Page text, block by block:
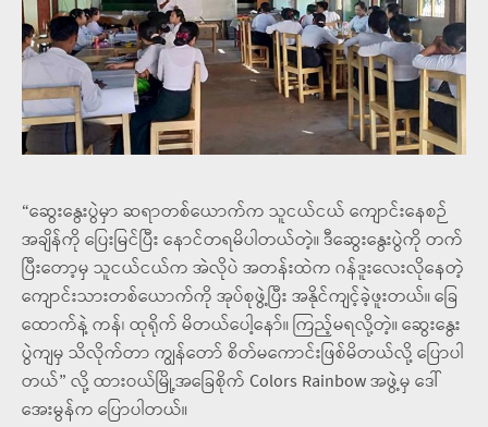
“ဆွေးနွေးပွဲမှာ ဆရာတစ်ယောက်က သူငယ်ငယ် ကျောင်းနေစဉ်
အချိန်ကို ပြေးမြင်ပြီး နောင်တရမိပါတယ်တဲ့။ ဒီဆွေးနွေးပွဲကို တက်
ပြီးတော့မှ သူငယ်ငယ်က အဲလိုပဲ အတန်းထဲက ဂန်ဒူးလေးလိုနေတဲ့
ကျောင်းသားတစ်ယောက်ကို အုပ်စုဖွဲ့ပြီး အနိုင်ကျင့်ခဲ့ဖူးတယ်။ ခြေ
ထောက်နဲ့ ကန်၊ ထုရိုက် မိတယ်ပေါ့နော်။ ကြည့်မရလို့တဲ့။ ဆွေးနွေး
ပွဲကျမှ သိလိုက်တာ ကျွန်တော် စိတ်မကောင်းဖြစ်မိတယ်လို့ ပြောပါ
တယ်” လို့ ထားဝယ်မြို့အခြေစိုက် Colors Rainbow အဖွဲ့မှ ဒေါ်
အေးမွန်က ပြောပါတယ်။